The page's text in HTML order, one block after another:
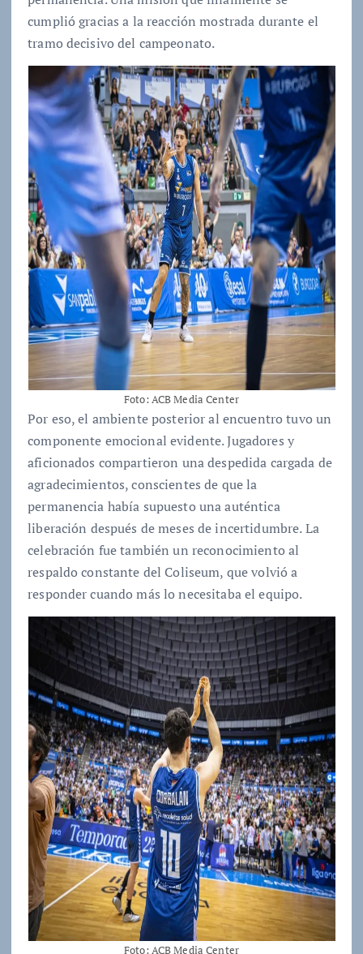
cumplió gracias a la reacción mostrada durante el
tramo decisivo del campeonato.
Foto: ACB Media Center
Por eso, el ambiente posterior al encuentro tuvo un
componente emocional evidente. Jugadores y
aficionados compartieron una despedida cargada de
agradecimientos, conscientes de que la
permanencia había supuesto una auténtica
liberación después de meses de incertidumbre. La
celebración fue también un reconocimiento al
respaldo constante del Coliseum, que volvió a
responder cuando más lo necesitaba el equipo.
Foto: ACB Media Center